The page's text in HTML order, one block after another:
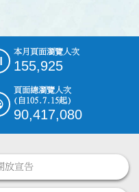
本月頁面瀏覽人次
155,925
頁面總瀏覽人次
(自105.7.15起)
90,417,080
放宣告